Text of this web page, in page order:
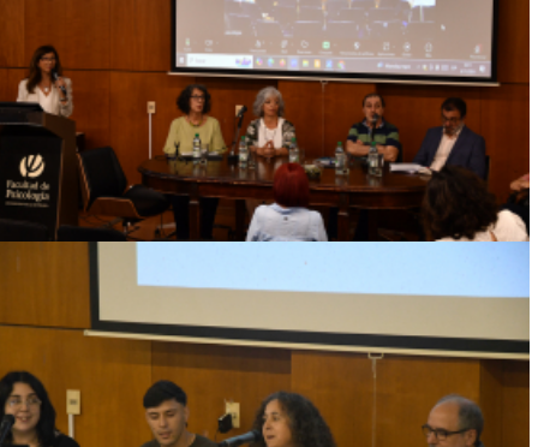
SUBJETIVIDADES CONTEMPORÁNEAS E
INTERDISCIPLINA
Ver más
SEMANA DE LA EXTENSIÓN EN LA
FACULTAD DE PSICOLOGÍA